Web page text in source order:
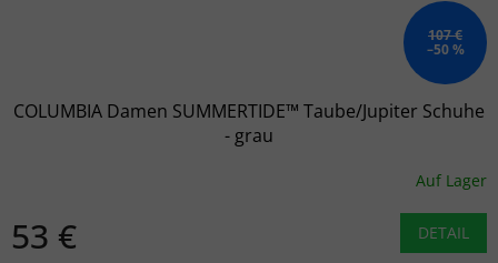
107 €
–50 %
COLUMBIA Damen SUMMERTIDE™ Taube/Jupiter Schuhe
- grau
Auf Lager
53 € DETAIL